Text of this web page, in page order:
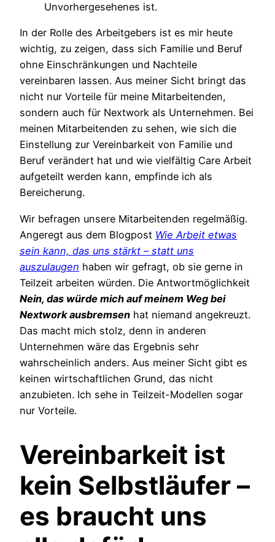
Unvorhergesehenes ist.
In der Rolle des Arbeitgebers ist es mir heute
wichtig, zu zeigen, dass sich Familie und Beruf
ohne Einschränkungen und Nachteile
vereinbaren lassen. Aus meiner Sicht bringt das
nicht nur Vorteile für meine Mitarbeitenden,
sondern auch für Nextwork als Unternehmen. Bei
meinen Mitarbeitenden zu sehen, wie sich die
Einstellung zur Vereinbarkeit von Familie und
Beruf verändert hat und wie vielfältig Care Arbeit
aufgeteilt werden kann, empfinde ich als
Bereicherung.
Wir befragen unsere Mitarbeitenden regelmäßig.
Angeregt aus dem Blogpost Wie Arbeit etwas
sein kann, das uns stärkt – statt uns
auszulaugen haben wir gefragt, ob sie gerne in
Teilzeit arbeiten würden. Die Antwortmöglichkeit
Nein, das würde mich auf meinem Weg bei
Nextwork ausbremsen hat niemand angekreuzt.
Das macht mich stolz, denn in anderen
Unternehmen wäre das Ergebnis sehr
wahrscheinlich anders. Aus meiner Sicht gibt es
keinen wirtschaftlichen Grund, das nicht
anzubieten. Ich sehe in Teilzeit-Modellen sogar
nur Vorteile.
Vereinbarkeit ist
kein Selbstläufer –
es braucht uns